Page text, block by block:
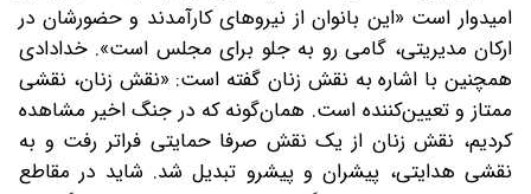
امیدوار است‌ «این بانوان از نیروهای کارآمدند و حضورشان در
ارکان مدیریتی، گامی رو به جلو برای مجلس است». خدادادی
همچنین با اشاره به نقش زنان گفته است: «نقش زنان، نقشی
ممتاز و تعیین‌کننده است. همان‌گونه که در جنگ اخیر مشاهده
کردیم، نقش زنان از یک نقش صرفا حمایتی فراتر رفت و به
نقشی هدایتی، پیشران و پیشرو تبدیل شد. شاید در مقاطع